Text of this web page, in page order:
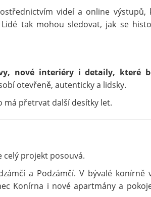
videí a online výstupů,
tak mohou sledovat, jak se
nové interiéry i detaily, které
otevřeně, autenticky a lidsky.
má přetrvat další desítky let.
celý projekt posouvá.
a Podzámčí. V bývalé konírně
Konírna i nové apartmány a